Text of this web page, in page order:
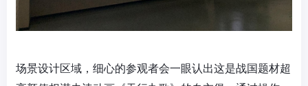
场景设计区域，细心的参观者会一眼认出这是战国题材超